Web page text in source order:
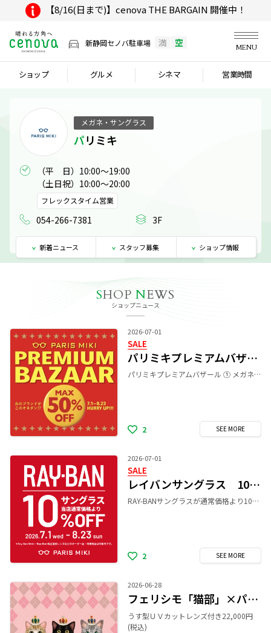
【8/16(日まで)】cenova THE BARGAIN 開催中！
新静岡セノバ駐車場 満 空 MENU
ショップ グルメ シネマ 営業時間
メガネ・サングラス
パリミキ
（平　日）10:00～19:00
（土日祝）10:00～20:00
フレックスタイム営業
054-266-7381 3F
新着ニュース スタッフ募集 ショップ情報
SHOP NEWS
ショップニュース
2026-07-01
SALE
パリミキプレミアムバザール
パリミキプレミアムバザール ① メガネ一式 10%～50%オフ ② レンズSALE（ルティーナシリーズ 調光レンズ ・ 偏光レンズ ） 1,000円OFF 期間中はメガネ一式が最大50％OFFになります。 更にレンズSALEとしてルティーナシリーズレンズ、 調光レンズ(トランジションズ)、 偏光レンズ(グレアレス1.60)が 税込1,000円OFFとなります。 是非この機会にお立ち寄り下さいませ。 ※他の割引・値引きとは併用出来ません。 詳しくは店頭スタッフまでお問い合わせ下さいませ。 期間 7/1(水)〜8/23(日)
2 SEE MORE
2026-07-01
SALE
レイバンサングラス 10%OFF SALE！
RAY-BANサングラスが通常価格より10%OFF！ 期間限定のお得なチャンスをぜひお見逃しなく！
2 SEE MORE
2026-06-28
フェリシモ「猫部」×パリミキのメガネフレーム第三弾発売！
うす型ＵＶカットレンズ付き22,000円
(税込)